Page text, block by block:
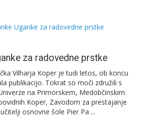
za radovedne prstke
Vilharja Koper je tudi letos, ob koncu
publikacijo. Tokrat so moči združili s
na Primorskem, Medobčinskim
Koper, Zavodom za prestajanje
osnovne šole Pier Pa ...